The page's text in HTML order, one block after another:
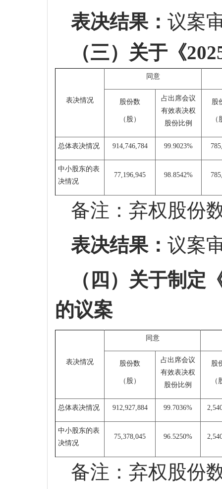
表决结果： 议案
（三）关于《
表决情况
同意
股份数
（ 股）
占出席会议
有效表决权
股份比例
股
（
总体表决情况 914,746,784 99.9023%
中小股东的表
决情况
77,196,945 98.8542%
备注：弃权股份
表决结果： 议案
（四）关于制定
的议案
表决情况
同意
股份数
（ 股）
占出席会议
有效表决权
股份比例
股
（
总体表决情况 912,927,884 99.7036%
中小股东的表
决情况
75,378,045 96.5250%
备注：弃权股份